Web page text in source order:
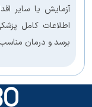
آزمایش یا سایر
اطلاعات کامل
برسد و درمان